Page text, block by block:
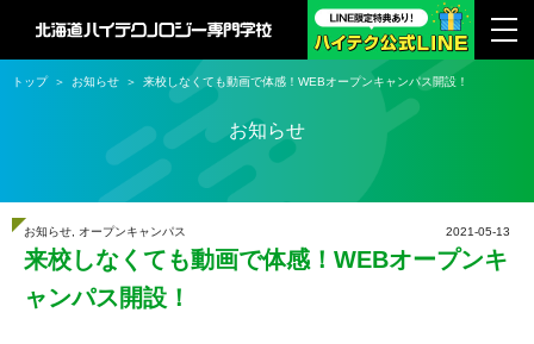
お知らせ
トップ お知らせ 来校しなくても動画で体感！WEBオープンキャンパス開設！
2021-05-13
お知らせ オープンキャンパス
来校しなくても動画で体感！WEBオープンキ
ャンパス開設！